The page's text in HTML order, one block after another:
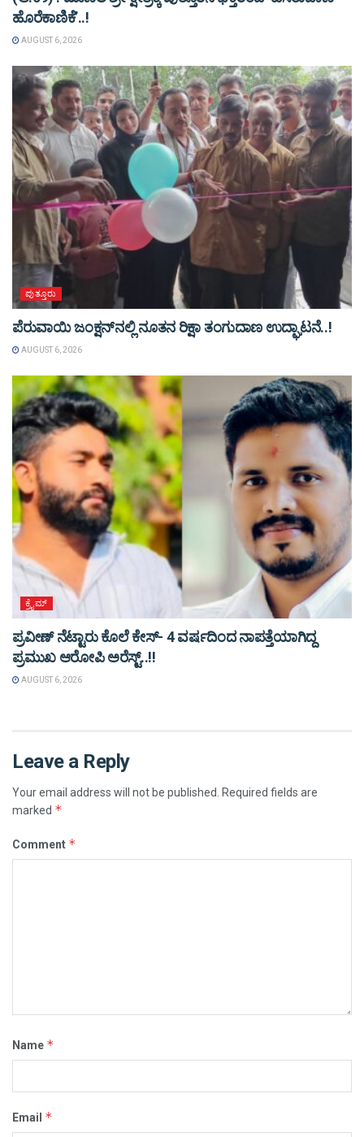
ಹೊರೆಕಾಣಿಕೆ’..!
AUGUST 6, 2026
ಪುತ್ತೂರು
ಪೆರುವಾಯಿ ಜಂಕ್ಷನ್‌ನಲ್ಲಿ ನೂತನ ರಿಕ್ಷಾ ತಂಗುದಾಣ ಉದ್ಘಾಟನೆ..!
AUGUST 6, 2026
ಕ್ರೈಮ್
ಪ್ರವೀಣ್ ನೆಟ್ಟಾರು ಕೊಲೆ ಕೇಸ್‌- 4 ವರ್ಷದಿಂದ ನಾಪತ್ತೆಯಾಗಿದ್ದ
ಪ್ರಮುಖ ಆರೋಪಿ ಅರೆಸ್ಟ್‌..!!
AUGUST 6, 2026
Leave a Reply
Your email address will not be published.
Required fields are
marked *
Comment *
Name *
Email *